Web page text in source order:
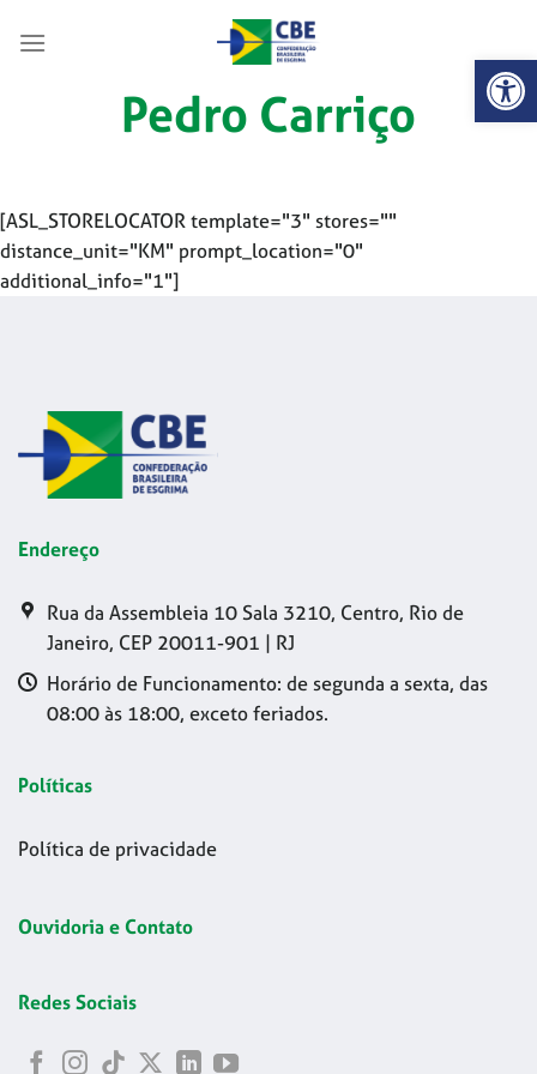
Abrir
Pedro Carriço
[ASL_STORELOCATOR template="3" stores=""
distance_unit="KM" prompt_location="0"
additional_info="1"]
Endereço
Rua da Assembleia 10 Sala 3210, Centro, Rio de
Janeiro, CEP 20011-901 | RJ
Horário de Funcionamento: de segunda a sexta, das
08:00 às 18:00, exceto feriados.
Políticas
Política de privacidade
Ouvidoria e Contato
Redes Sociais